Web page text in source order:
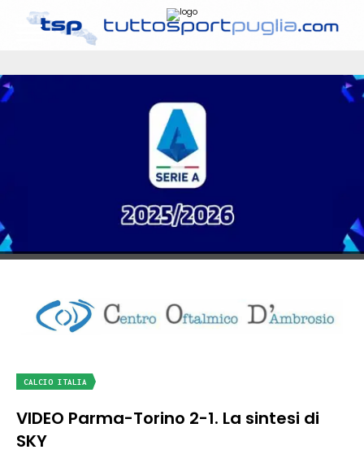
CALCIO ITALIA
VIDEO Parma-Torino 2-1. La sintesi di
SKY